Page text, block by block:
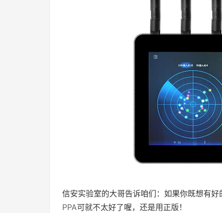
信安实验室的大哥告诉咱们：如果你既想有
PPA可就不太好了喔，还是用正版！